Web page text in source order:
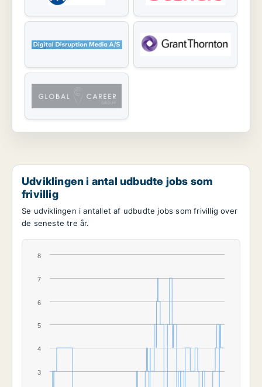
Udviklingen i antal udbudte jobs som
frivillig
Se udviklingen i antallet af udbudte jobs som frivillig over
de seneste tre år.
3
4
5
6
7
8